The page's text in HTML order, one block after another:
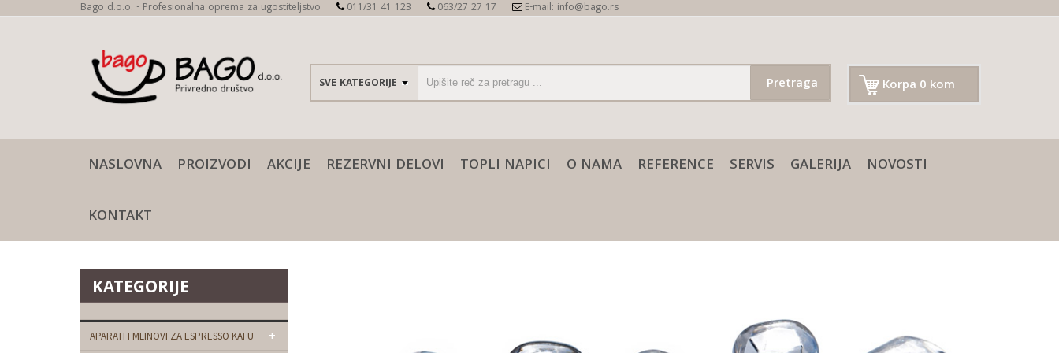
Bago d.o.o. - Profesionalna oprema za ugostiteljstvo 011/31 41 123 063/27 27 17 E-mail: info@bago.rs
Pretraga Korpa 0 kom
NASLOVNA PROIZVODI AKCIJE REZERVNI DELOVI TOPLI NAPICI O NAMA REFERENCE SERVIS GALERIJA NOVOSTI
KONTAKT
KATEGORIJE
APARATI I MLINOVI ZA ESPRESSO KAFU +